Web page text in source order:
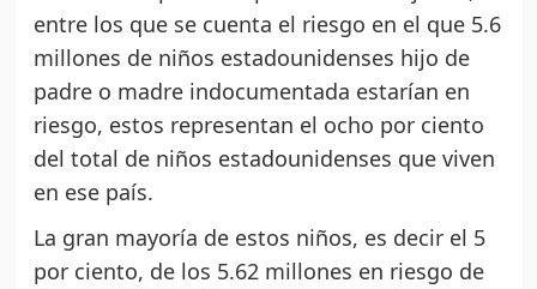
entre los que se cuenta el riesgo en el que 5.6
millones de niños estadounidenses hijo de
padre o madre indocumentada estarían en
riesgo, estos representan el ocho por ciento
del total de niños estadounidenses que viven
en ese país.
La gran mayoría de estos niños, es decir el 5
por ciento, de los 5.62 millones en riesgo de